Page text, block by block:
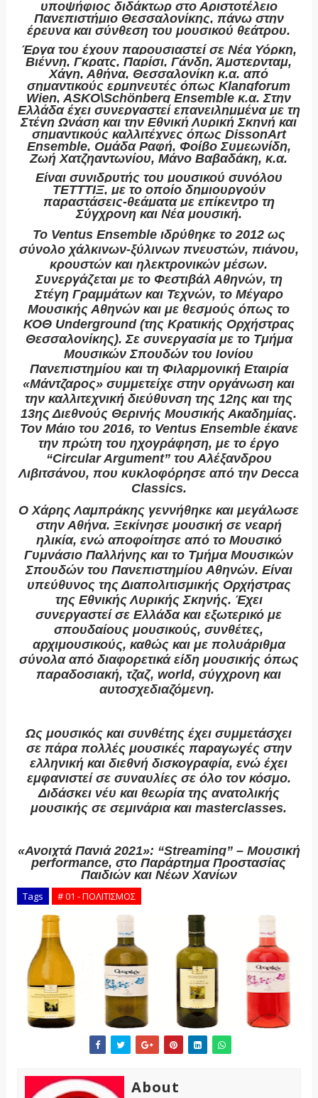
υποψήφιος διδάκτωρ στο Αριστοτέλειο
Πανεπιστήμιο Θεσσαλονίκης, πάνω στην
έρευνα και σύνθεση του μουσικού θεάτρου.
Έργα του έχουν παρουσιαστεί σε Νέα Υόρκη,
Βιέννη, Γκρατς, Παρίσι, Γάνδη, Άμστερνταμ,
Χάγη, Αθήνα, Θεσσαλονίκη κ.α. από
σημαντικούς ερμηνευτές όπως Klangforum
Wien, ASKO\Schönberg Ensemble κ.α. Στην
Ελλάδα έχει συνεργαστεί επανειλημμένα με τη
Στέγη Ωνάση και την Εθνική Λυρική Σκηνή και
σημαντικούς καλλιτέχνες όπως DissonArt
Ensemble, Ομάδα Ραφή, Φοίβο Συμεωνίδη,
Ζωή Χατζηαντωνίου, Μάνο Βαβαδάκη, κ.α.
Είναι συνιδρυτής του μουσικού συνόλου
ΤΕΤΤΤΙΞ, με το οποίο δημιουργούν
παραστάσεις-θεάματα με επίκεντρο τη
Σύγχρονη και Νέα μουσική.
Το Ventus Ensembleιδρύθηκε το 2012 ως
σύνολο χάλκινων-ξύλινων πνευστών, πιάνου,
κρουστών και ηλεκτρονικών μέσων.
Συνεργάζεται με το Φεστιβάλ Αθηνών, τη
Στέγη Γραμμάτων και Τεχνών, το Μέγαρο
Μουσικής Αθηνών και με θεσμούς όπως το
ΚΟΘ Underground (της Κρατικής Ορχήστρας
Θεσσαλονίκης). Σε συνεργασία με το Τμήμα
Μουσικών Σπουδών του Ιονίου
Πανεπιστημίου και τη Φιλαρμονική Εταιρία
«Μάντζαρος» συμμετείχε στην οργάνωση και
την καλλιτεχνική διεύθυνση της 12ης και της
13ης Διεθνούς Θερινής Μουσικής Ακαδημίας.
Τον Μάιο του 2016, το Ventus Ensemble έκανε
την πρώτη του ηχογράφηση, με το έργο
“Circular Argument” του Αλέξανδρου
Λιβιτσάνου, που κυκλοφόρησε από την Decca
Classics.
ΟΧάρης Λαμπράκης γεννήθηκε και μεγάλωσε
στην Αθήνα. Ξεκίνησε μουσική σε νεαρή
ηλικία, ενώ αποφοίτησε από το Μουσικό
Γυμνάσιο Παλλήνης και το Τμήμα Μουσικών
Σπουδών του Πανεπιστημίου Αθηνών. Είναι
υπεύθυνος της Διαπολιτισμικής Ορχήστρας
της Εθνικής Λυρικής Σκηνής. Έχει
συνεργαστεί σε Ελλάδα και εξωτερικό με
σπουδαίους μουσικούς, συνθέτες,
αρχιμουσικούς, καθώς και με πολυάριθμα
σύνολα από διαφορετικά είδη μουσικής όπως
παραδοσιακή, τζαζ, world, σύγχρονη και
αυτοσχεδιαζόμενη.
Ως μουσικός και συνθέτης έχει συμμετάσχει
σε πάρα πολλές μουσικές παραγωγές στην
ελληνική και διεθνή δισκογραφία, ενώ έχει
εμφανιστεί σε συναυλίες σε όλο τον κόσμο.
Διδάσκει νέυ και θεωρία της ανατολικής
μουσικής σε σεμινάρια και masterclasses.
«Ανοιχτά Πανιά 2021»: “Streaming” – Μουσική
performance, στο Παράρτημα Προστασίας
Παιδιών και Νέων Χανίων
Tags # 01 - ΠΟΛΙΤΙΣΜΟΣ
About